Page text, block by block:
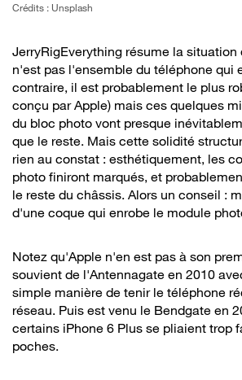
Crédits : Unsplash
JerryRigEverything résume la
n'est pas l'ensemble du téléphone qui
contraire, il est probablement le plus
conçu par Apple) mais ces quelques
du bloc photo vont presque
que le reste. Mais cette solidité
rien au constat : esthétiquement, les
photo finiront marqués, et
le reste du châssis. Alors un conseil :
d'une coque qui enrobe le module
Notez qu'Apple n'en est pas à son
souvient de l'Antennagate en 2010
simple manière de tenir le téléphone
réseau. Puis est venu le Bendgate en
certains iPhone 6 Plus se pliaient trop
poches.